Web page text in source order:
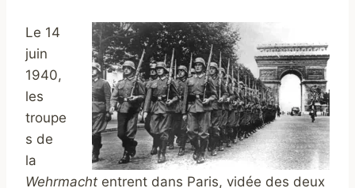
Le 14
juin
1940,
les
troupe
s de
la
Wehrmacht entrent dans Paris, vidée des deux